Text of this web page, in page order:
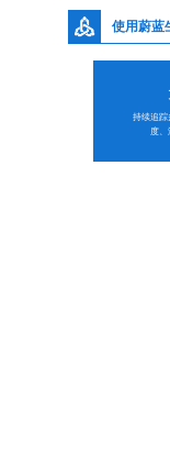
使用蔚蓝
持续追踪
度